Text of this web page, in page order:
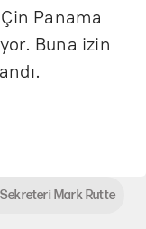
Panama
Buna izin
Sekreteri Mark Rutte